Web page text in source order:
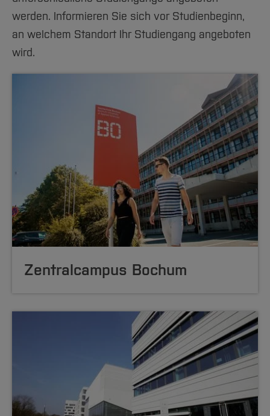
werden. Informieren Sie sich vor Studienbeginn,
an welchem Standort Ihr Studiengang angeboten
wird.
Zentralcampus Bochum